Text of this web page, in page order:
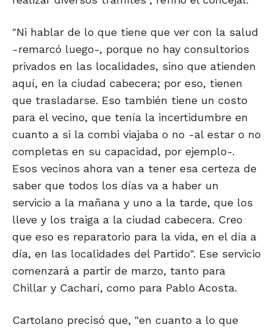
"Ni hablar de lo que tiene que ver con la salud
-remarcó luego-, porque no hay consultorios
privados en las localidades, sino que atienden
aquí, en la ciudad cabecera; por eso, tienen
que trasladarse. Eso también tiene un costo
para el vecino, que tenía la incertidumbre en
cuanto a si la combi viajaba o no -al estar o no
completas en su capacidad, por ejemplo-.
Esos vecinos ahora van a tener esa certeza de
saber que todos los días va a haber un
servicio a la mañana y uno a la tarde, que los
lleve y los traiga a la ciudad cabecera. Creo
que eso es reparatorio para la vida, en el día a
día, en las localidades del Partido". Ese servicio
comenzará a partir de marzo, tanto para
Chillar y Cacharí, como para Pablo Acosta.
Cartolano precisó que, "en cuanto a lo que